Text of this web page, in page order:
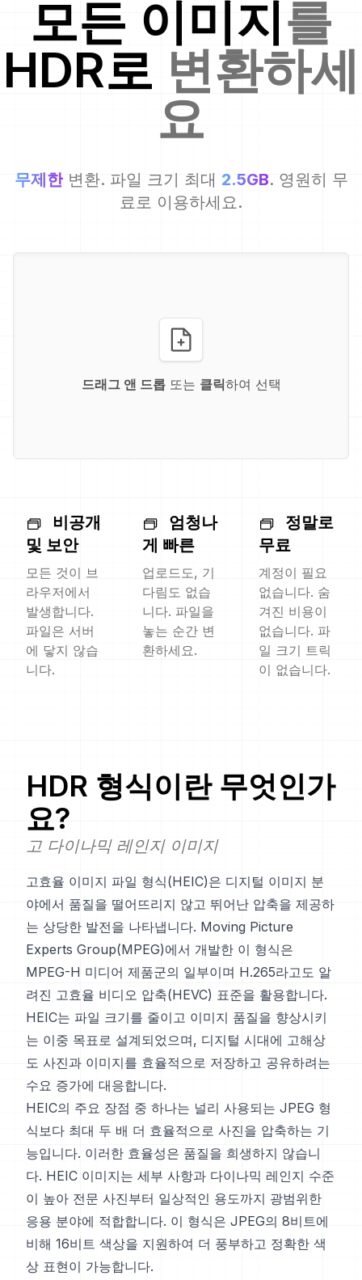
모든 이미지를
HDR로 변환하세
요
무제한 변환. 파일 크기 최대 2.5GB. 영원히 무
료로 이용하세요.
드래그 앤 드롭또는 클릭하여 선택
비공개
및 보안
모든 것이 브
라우저에서
발생합니다.
파일은 서버
에 닿지 않습
니다.
엄청나
게 빠른
업로드도, 기
다림도 없습
니다. 파일을
놓는 순간 변
환하세요.
정말로
무료
계정이 필요
없습니다. 숨
겨진 비용이
없습니다. 파
일 크기 트릭
이 없습니다.
HDR 형식이란 무엇인가
요?
고 다이나믹 레인지 이미지
고효율 이미지 파일 형식(HEIC)은 디지털 이미지 분
야에서 품질을 떨어뜨리지 않고 뛰어난 압축을 제공하
는 상당한 발전을 나타냅니다. Moving Picture
Experts Group(MPEG)에서 개발한 이 형식은
MPEG-H 미디어 제품군의 일부이며 H.265라고도 알
려진 고효율 비디오 압축(HEVC) 표준을 활용합니다.
HEIC는 파일 크기를 줄이고 이미지 품질을 향상시키
는 이중 목표로 설계되었으며, 디지털 시대에 고해상
도 사진과 이미지를 효율적으로 저장하고 공유하려는
수요 증가에 대응합니다.
HEIC의 주요 장점 중 하나는 널리 사용되는 JPEG 형
식보다 최대 두 배 더 효율적으로 사진을 압축하는 기
능입니다. 이러한 효율성은 품질을 희생하지 않습니
다. HEIC 이미지는 세부 사항과 다이나믹 레인지 수준
이 높아 전문 사진부터 일상적인 용도까지 광범위한
응용 분야에 적합합니다. 이 형식은 JPEG의 8비트에
비해 16비트 색상을 지원하여 더 풍부하고 정확한 색
상 표현이 가능합니다.